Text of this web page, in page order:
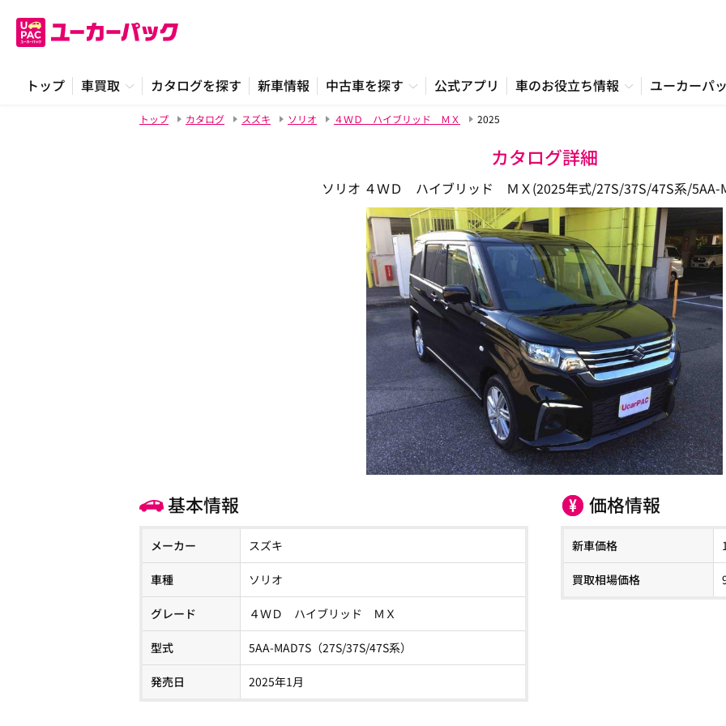
トップ 車買取 カタログを探す 新車情報 中古車を探す 公式アプリ 車のお役立ち情報 ユーカーパ
トップ カタログ スズキ ソリオ ４ＷＤ ハイブリッド ＭＸ 2025
カタログ詳細
ソリオ ４ＷＤ ハイブリッド ＭＸ(2025年式/27S/37S/47S系/5AA-
基本情報
メーカー スズキ
車種 ソリオ
グレード ４ＷＤ ハイブリッド ＭＸ
型式 5AA-MAD7S（27S/37S/47S系）
発売日 2025年1月
価格情報
新車価格
買取相場価格